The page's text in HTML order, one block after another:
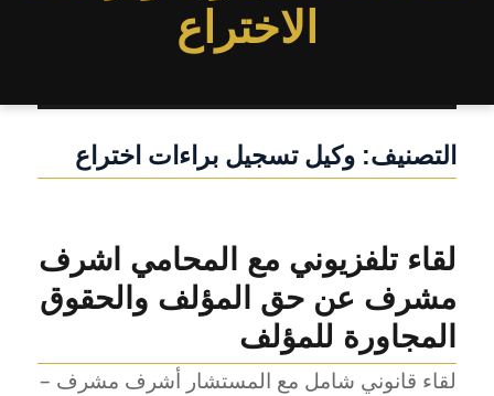
الاختراع
التصنيف:وكيل تسجيل براءات اختراع
لقاء تلفزيوني مع المحامي اشرف
مشرف عن حق المؤلف والحقوق
المجاورة للمؤلف
لقاء قانوني شامل مع المستشار أشرف مشرف –